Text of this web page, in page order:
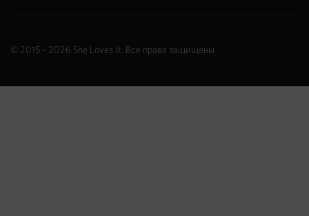
© 2015 - 2026 She Loves It. Все права защищены